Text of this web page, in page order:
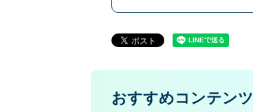
おすすめコンテンツ